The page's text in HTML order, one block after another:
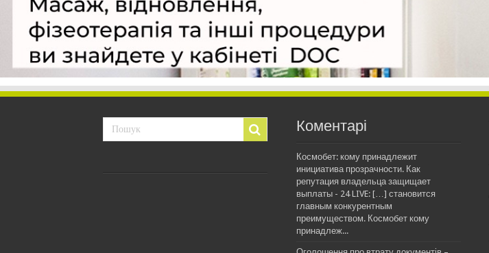
Коментарі
Космобет: кому принадлежит
инициатива прозрачности. Как
репутация владельца защищает
выплаты - 24 LIVE: […] становится
главным конкурентным
преимуществом. Космобет кому
принадлеж...